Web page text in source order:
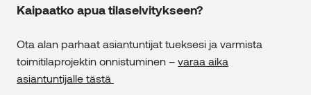
Kaipaatko apua tilaselvitykseen?
Ota alan parhaat asiantuntijat tueksesi ja varmista
toimitilaprojektin onnistuminen – varaa aika
asiantuntijalle tästä